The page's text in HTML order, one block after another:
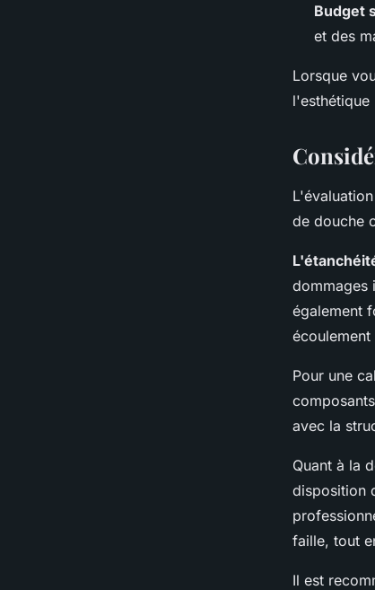
Budget
et des
Lorsque
l'esthétique
de douche
dommages
également
Pour une
avec la
Quant à la
disposition
faille, tout
Il est